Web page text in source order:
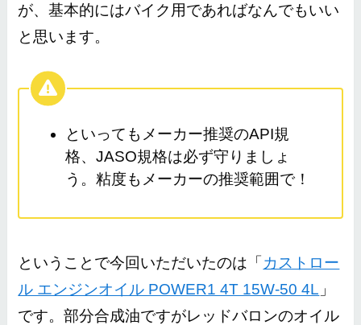
が、基本的にはバイク用であればなんでもいい
と思います。
といってもメーカー推奨のAPI規
格、JASO規格は必ず守りましょ
う。粘度もメーカーの推奨範囲で！
ということで今回いただいたのは「カストロー
ル エンジンオイル POWER1 4T 15W-50 4L 」
です。部分合成油ですがレッドバロンのオイル